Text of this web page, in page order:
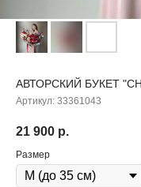
АВТОРСКИЙ БУКЕТ
Артикул: 33361043
21 900 р.
Размер